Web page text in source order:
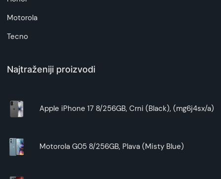
Motorola
Tecno
Najtraženiji proizvodi
Apple iPhone 17 8/256GB, Crni (Black), (mg6j4sx/a)
Motorola G05 8/256GB, Plava (Misty Blue)